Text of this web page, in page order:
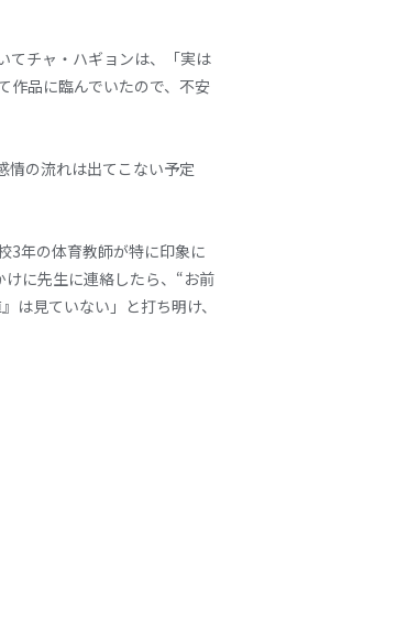
てチャ・ハギョンは、「実は
作品に臨んでいたので、不安
情の流れは出てこない予定
3年の体育教師が特に印象に
に先生に連絡したら、“お前
は見ていない」と打ち明け、